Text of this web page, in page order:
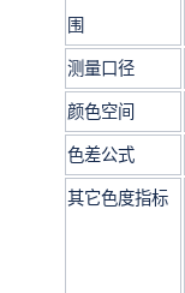
围
测量口径
颜色空间
色差公式
其它色度指标